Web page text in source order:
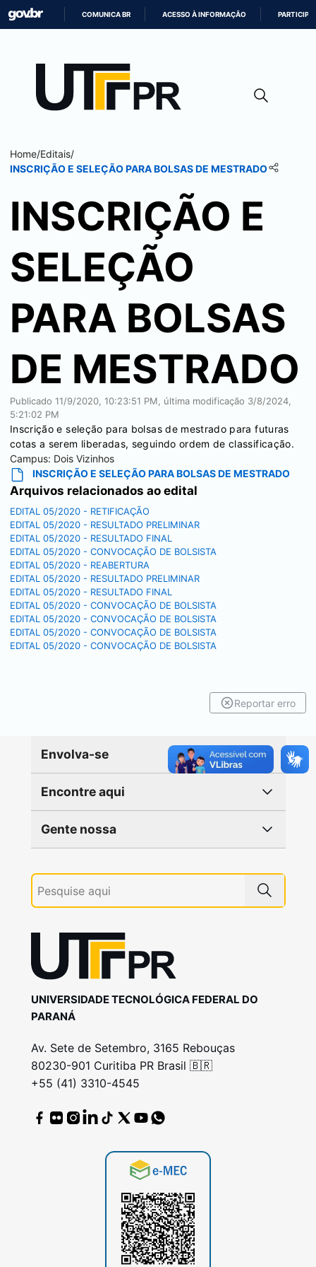
CONTEÚDO
COMUNICA BR ACESSO À INFORMAÇÃO PARTICIPE
Home/Editais/
INSCRIÇÃO E SELEÇÃO PARA BOLSAS DE MESTRADO
INSCRIÇÃO E
SELEÇÃO
PARA BOLSAS
DE MESTRADO
Publicado 11/9/2020, 10:23:51 PM , última modificação 3/8/2024,
5:21:02 PM
Inscrição e seleção para bolsas de mestrado para futuras
cotas a serem liberadas, seguindo ordem de classificação.
Campus: Dois Vizinhos
INSCRIÇÃO E SELEÇÃO PARA BOLSAS DE MESTRADO
Arquivos relacionados ao edital
EDITAL 05/2020 - RETIFICAÇÃO
EDITAL 05/2020 - RESULTADO PRELIMINAR
EDITAL 05/2020 - RESULTADO FINAL
EDITAL 05/2020 - CONVOCAÇÃO DE BOLSISTA
EDITAL 05/2020 - REABERTURA
EDITAL 05/2020 - RESULTADO PRELIMINAR
EDITAL 05/2020 - RESULTADO FINAL
EDITAL 05/2020 - CONVOCAÇÃO DE BOLSISTA
EDITAL 05/2020 - CONVOCAÇÃO DE BOLSISTA
EDITAL 05/2020 - CONVOCAÇÃO DE BOLSISTA
EDITAL 05/2020 - CONVOCAÇÃO DE BOLSISTA
Reportar erro
Envolva-se
Encontre aqui
Gente nossa
UNIVERSIDADE TECNOLÓGICA FEDERAL DO
PARANÁ
Av. Sete de Setembro, 3165 Rebouças
80230-901 Curitiba PR Brasil 🇧🇷
+55 (41) 3310-4545